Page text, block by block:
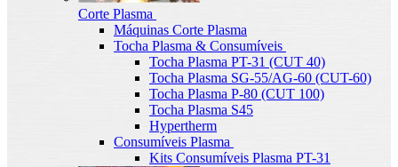
Corte Plasma
Máquinas Corte Plasma
Tocha Plasma & Consumíveis
Tocha Plasma PT-31 (CUT 40)
Tocha Plasma SG-55/AG-60 (CUT-60)
Tocha Plasma P-80 (CUT 100)
Tocha Plasma S45
Hypertherm
Consumíveis Plasma
Kits Consumíveis Plasma PT-31